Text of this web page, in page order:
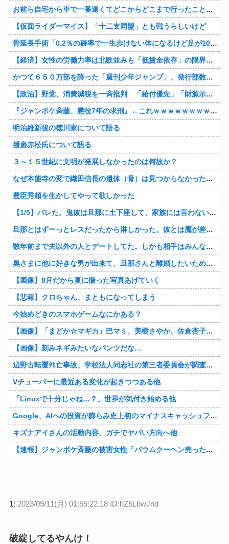
お前ら自宅から車で一番遠くてどこからどこまで行ったことある？
【仮面ライダーマイス】「十二支同盟」とも戦うらしいけど
骨延長手術「0.2％の確率で一生歩けない体になるけど足が10cm伸びます」←コスパ良すぎるだろ
【経済】女性の労働力率は北欧並みも「低賃金依存」の限界 団塊世代の完全引退で、企業が迫られる“最後の選択”
かつて６５０万部を誇った「週刊少年ジャンプ」、発行部数が初の100万部割れ
【政治】野党、消費減税を一斉批判 「給付優先」「財源示せ」
『ジャンポケ斉藤、懲役7年の求刑』←これｗｗｗｗｗｗｗｗｗｗｗｗｗｗｗｗｗｗ
明治維新後の徳川家について語る
播磨赤松氏について語る
３～１５世紀に文明が発展しなかったのは何故か？
なぜ本能寺の変で織田信長の遺体（骨）は見つからなかったのか
豊臣秀頼を生かしてやって欲しかった
【1/5】バレた。鬼彼は旦那に土下座して、家族には言わないで下さいって…。いつの間にか子供も出来ていたようで私はドン引きでした。→お前の旦那はお前にドン引きだよｗ
旦那とはずーっとレスだったから淋しかった。彼とは魔が差したというか恋に恋してしまって… 結婚してくれ！って言われたけど、それは彼が毎日色々したいだけ。やっと目が覚めた。
数年前まで夫以外の人とデートしてた。しかも相手はみんな夫の仕事関係の人。例えるなら夫はサッカーチームの管理栄養士、デート相手複数人は全員そのサッカーチーム選手みたいな。
奥さまに他に好きな男が出来て、旦那さんと離婚したいため旦那さんのＤＶをでっちあげて、まんまと周りを騙している話を聞いたのは、未来の鬼女たちだったｗ
【画像】8月だから夏に撮った写真あげていく
【悲報】クロちゃん、まともになってしまう
今始めどきのスマホゲームなにかある？
【画像】「まどか☆マギカ」巴マミ、美樹さやか、佐倉杏子エロすぎ放課後えんこーハメ撮りどぴゅどぴゅエチエチが最高すぎる❣
【画像】刻みネギみたいなパンツだな…
辺野古転覆ﾀﾋ亡事故、学校法人同志社の第三者委員会が調査報告書を公表 … 安全配慮義務違反や安全管理に関する検証を妨げた組織風土の存在を指摘
Vチューバーに最近ある変化が起きつつある他
「Linuxで十分じゃね…？」世界が気付き始める他
Google、AIへの投資が膨らみ史上初のマイナスキャッシュフローに陥る他
キズナアイさんの活動内容、ガチでヤバい方向へ他
【速報】ジャンポケ斉藤の被害女性「バウムクーヘン売ったりTikTokライブしててムカついたから示談しなかった」他
1: 2023/09/11(月) 01:55:22.18 ID:hZ5LbwJnd
破綻してるやんけ！